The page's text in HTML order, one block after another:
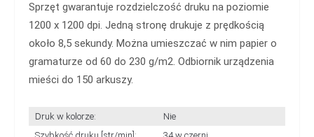
Sprzęt gwarantuje rozdzielczość druku na poziomie
1200 x 1200 dpi. Jedną stronę drukuje z prędkością
około 8,5 sekundy. Można umieszczać w nim papier o
gramaturze od 60 do 230 g/m2. Odbiornik urządzenia
mieści do 150 arkuszy.
Druk w kolorze:
Nie